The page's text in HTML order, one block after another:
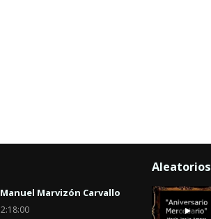
Manuel Marvizón Carvallo
2:18:00
Aleatorios